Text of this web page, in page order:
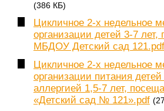
(386 КБ)
Цикличное 2-х недельное
организации детей 3-7
МБДОУ Детский сад 121.pdf
Цикличное 2-х недельное
организации питания
аллергией 1,5-7 лет,
«Детский сад № 121».pdf